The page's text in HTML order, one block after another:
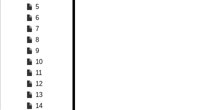
5
6
7
8
9
10
11
12
13
14